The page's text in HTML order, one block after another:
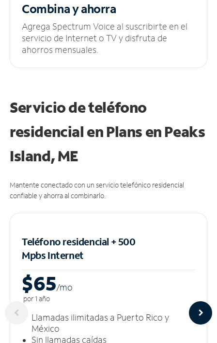
Combina y ahorra
Agrega Spectrum Voice al suscribirte en el
servicio de Internet o TV y disfruta de
ahorros mensuales.
Servicio de teléfono
residencial en Plans en Peaks
Island, ME
Mantente conectado con un servicio telefónico residencial
confiable y ahorra al combinarlo.
Teléfono residencial + 500
MpbsInternet
$65/mo
por 1 año
Llamadas ilimitadas a Puerto Rico y
México
Sin llamadas caídas